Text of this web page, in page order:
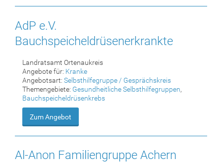
AdP e.V.
Bauchspeicheldrüsenerkrankte
Landratsamt Ortenaukreis
Angebote für: Kranke
Angebotsart: Selbsthilfegruppe / Gesprächskreis
Themengebiete: Gesundheitliche Selbsthilfegruppen,
Bauchspeicheldrüsenkrebs
Zum Angebot
Al-Anon Familiengruppe Achern